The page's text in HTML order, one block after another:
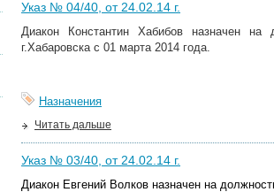
Указ № 04/40, от 24.02.14 г.
Диакон Константин Хабибов назначен на
г.Хабаровска с 01 марта 2014 года.
Назначения
Читать дальше
Указ № 03/40, от 24.02.14 г.
Диакон Евгений Волков назначен на